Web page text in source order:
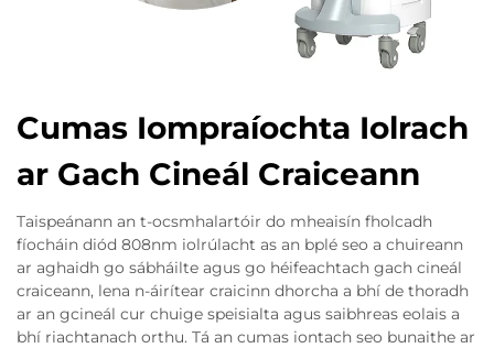
Cumas Iompraíochta Iolrach
ar Gach Cineál Craiceann
Taispeánann an t-ocsmhalartóir do mheaisín fholcadh
fíocháin diód 808nm iolrúlacht as an bplé seo a chuireann
ar aghaidh go sábháilte agus go héifeachtach gach cineál
craiceann, lena n-áirítear craicinn dhorcha a bhí de thoradh
ar an gcineál cur chuige speisialta agus saibhreas eolais a
bhí riachtanach orthu. Tá an cumas iontach seo bunaithe ar